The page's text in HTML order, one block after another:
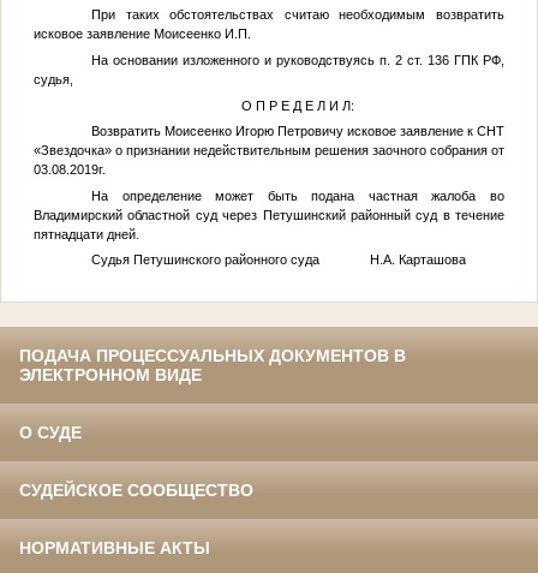
При таких обстоятельствах считаю необходимым возвратить
исковое заявление Моисеенко И.П.
На основании изложенного и руководствуясь п. 2 ст. 136 ГПК РФ,
судья,
О П Р Е Д Е Л И Л:
Возвратить Моисеенко Игорю Петровичу исковое заявление к СНТ
«Звездочка» о признании недействительным решения заочного собрания от
03.08.2019г.
На определение может быть подана частная жалоба во
Владимирский областной суд через Петушинский районный суд в течение
пятнадцати дней.
Судья Петушинского районного суда Н.А. Карташова
ПОДАЧА ПРОЦЕССУАЛЬНЫХ ДОКУМЕНТОВ В
ЭЛЕКТРОННОМ ВИДЕ
О СУДЕ
СУДЕЙСКОЕ СООБЩЕСТВО
НОРМАТИВНЫЕ АКТЫ